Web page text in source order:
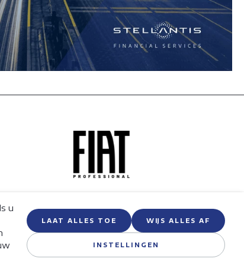
u
INSTELLINGEN
LAAT ALLES TOE WIJS ALLES AF
Cookiebeleid Instellingen